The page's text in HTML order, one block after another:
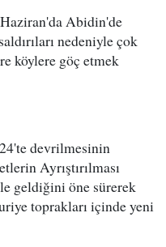
Abidin'de
nedeniyle çok
köylere göç etmek
devrilmesinin
Ayrıştırılması
geldiğini öne sürerek
toprakları içinde yeni